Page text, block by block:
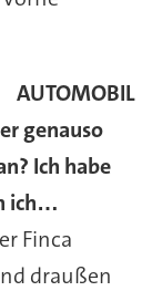
AUTOMOBIL
genauso
Ich habe
ich…
Finca
draußen